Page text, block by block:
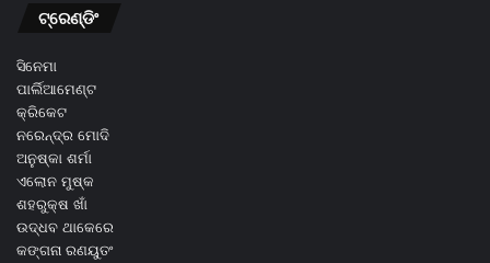
ଟ୍ରେଣ୍ଡିଂ
ସିନେମା
ପାର୍ଲିଆମେଣ୍ଟ
କ୍ରିକେଟ
ନରେନ୍ଦ୍ର ମୋଦି
ଅନୁଷ୍କା ଶର୍ମା
ଏଲୋନ ମୁଷ୍କ
ଶହରୁକ୍ଷ ଖାଁ
ଉଦ୍ଧବ ଥାକେରେ
କଙ୍ଗନା ରଣୟୁତଂ